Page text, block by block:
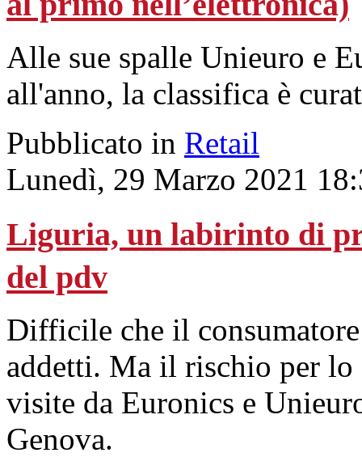
Alle sue spalle Unieuro e
all'anno, la classifica è
Pubblicato in Retail
Lunedì, 29 Marzo 2021
Liguria, un labirinto di
del pdv
Difficile che il
addetti. Ma il rischio per
visite da Euronics e
Genova.